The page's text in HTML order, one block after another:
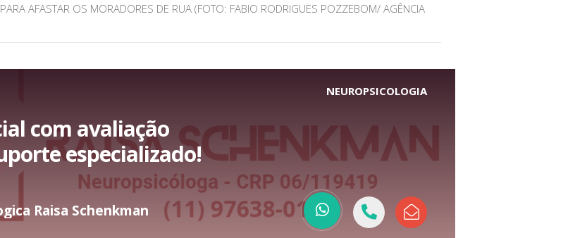
AFASTAR OS MORADORES DE RUA (FOTO: FABIO RODRIGUES POZZEBOM/ AGÊNCIA
NEUROPSICOLOGIA
com avaliação
especializado!
Raisa Schenkman